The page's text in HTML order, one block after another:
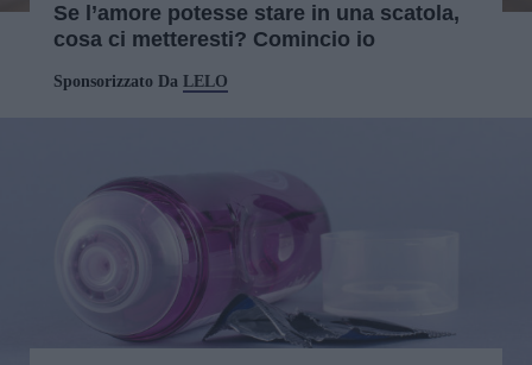
Se l’amore potesse stare in una scatola,
cosa ci metteresti? Comincio io
Sponsorizzato Da LELO